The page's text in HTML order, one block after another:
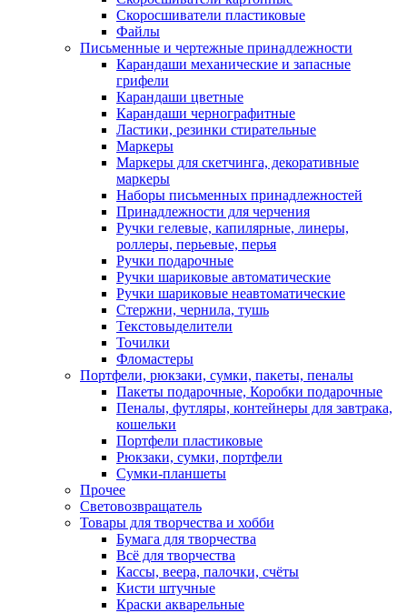
Скоросшиватели пластиковые
Файлы
Письменные и чертежные принадлежности
Карандаши механические и запасные
грифели
Карандаши цветные
Карандаши чернографитные
Ластики, резинки стирательные
Маркеры
Маркеры для скетчинга, декоративные
маркеры
Наборы письменных принадлежностей
Принадлежности для черчения
Ручки гелевые, капилярные, линеры,
роллеры, перьевые, перья
Ручки подарочные
Ручки шариковые автоматические
Ручки шариковые неавтоматические
Стержни, чернила, тушь
Текстовыделители
Точилки
Фломастеры
Портфели, рюкзаки, сумки, пакеты, пеналы
Пакеты подарочные, Коробки подарочные
Пеналы, футляры, контейнеры для завтрака,
кошельки
Портфели пластиковые
Рюкзаки, сумки, портфели
Сумки-планшеты
Прочее
Световозвращатель
Товары для творчества и хобби
Бумага для творчества
Всё для творчества
Кассы, веера, палочки, счёты
Кисти штучные
Краски акварельные